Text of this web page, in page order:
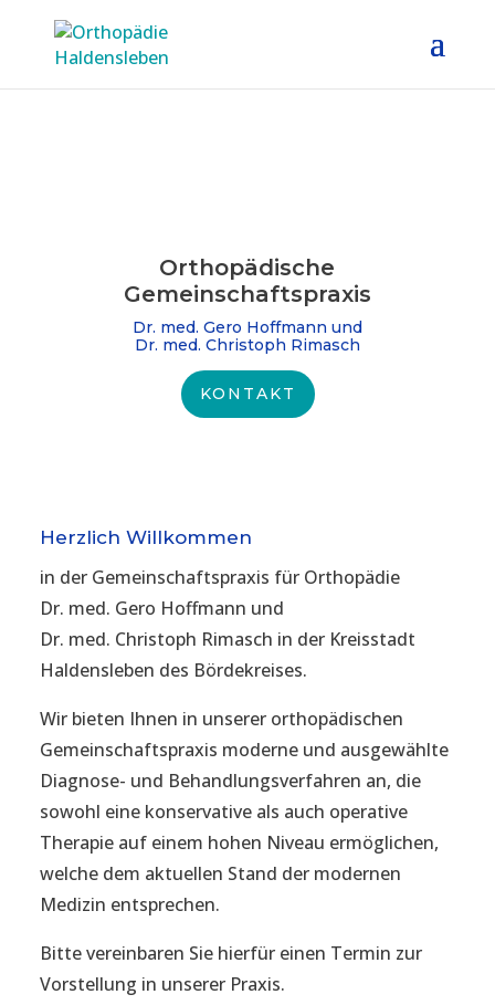
Orthopädische
Gemeinschafts­praxis
Dr. med. Gero Hoffmann und
Dr. med. Christoph Rimasch
KONTAKT
Herzlich Willkommen
in der Gemeinschaftspraxis für Orthopädie
Dr. med. Gero Hoffmann und
Dr. med. Christoph Rimasch in der Kreisstadt
Haldensleben des Bördekreises.
Wir bieten Ihnen in unserer orthopädischen
Gemeinschaftspraxis moderne und ausgewählte
Diagnose- und Behandlungsverfahren an, die
sowohl eine konservative als auch operative
Therapie auf einem hohen Niveau ermöglichen,
welche dem aktuellen Stand der modernen
Medizin entsprechen.
Bitte vereinbaren Sie hierfür einen Termin zur
Vorstellung in unserer Praxis.